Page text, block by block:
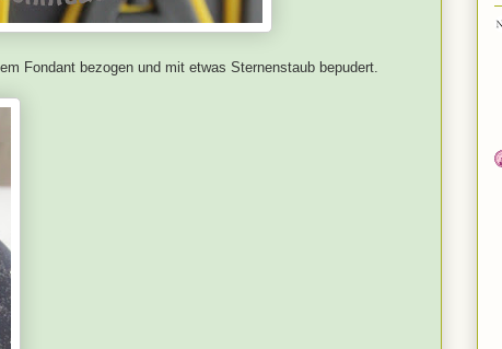
Fondant bezogen und mit etwas Sternenstaub bepudert.